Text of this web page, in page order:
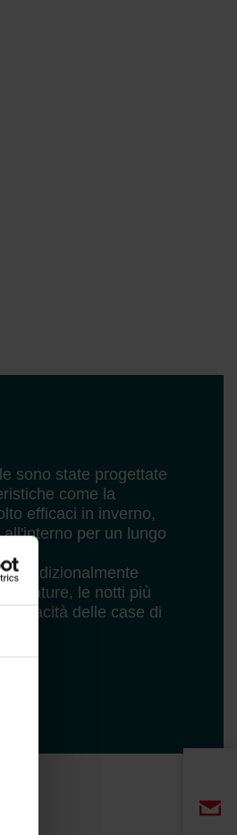
sono state progettate
come la
efficaci in inverno,
per un lungo
tradizionalmente
le notti più
capacità delle case di